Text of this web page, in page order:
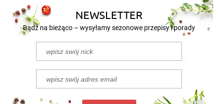
NEWSLETTER
Bądź na bieżąco – wysyłamy sezonowe przepisy i porady